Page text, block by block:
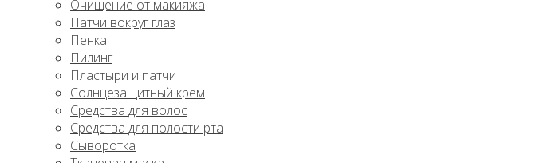
Очищение от макияжа
Патчи вокруг глаз
Пенка
Пилинг
Пластыри и патчи
Солнцезащитный крем
Средства для волос
Средства для полости рта
Сыворотка